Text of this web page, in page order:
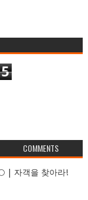
5
COMMENTS
| 자객을 찾아라!